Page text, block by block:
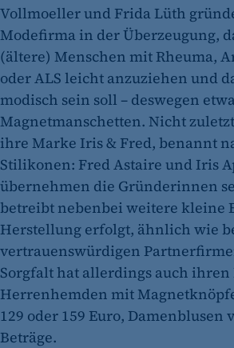
Vollmoeller und Frida Lüth
Modefirma in der Überzeugung,
(ältere) Menschen mit Rheuma,
oder ALS leicht anzuziehen und
modisch sein soll – deswegen
Magnetmanschetten. Nicht
ihre Marke Iris & Fred, benannt
Stilikonen: Fred Astaire und Iris
übernehmen die Gründerinnen
betreibt nebenbei weitere kleine
Herstellung erfolgt, ähnlich wie
vertrauenswürdigen
Sorgfalt hat allerdings auch ihren
Herrenhemden mit
129 oder 159 Euro, Damenblusen
Beträge.